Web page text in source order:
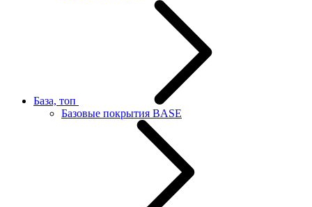
База, топ
Базовые покрытия BASE